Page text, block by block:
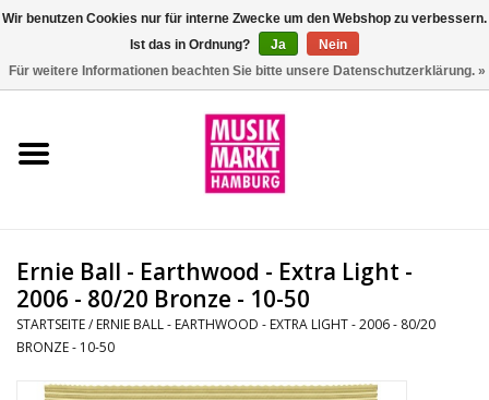
Aktion
Drums
Percussion
Ernie Ball - Earthwood - Extra Light -
2006 - 80/20 Bronze - 10-50
STARTSEITE/ ERNIE BALL - EARTHWOOD - EXTRA LIGHT - 2006 - 80/20
BRONZE - 10-50
Wir benutzen Cookies nur für interne Zwecke um den Webshop zu verbessern.
Ist das in Ordnung?
Ja
Nein
Für weitere Informationen beachten Sie bitte unsere Datenschutzerklärung. »